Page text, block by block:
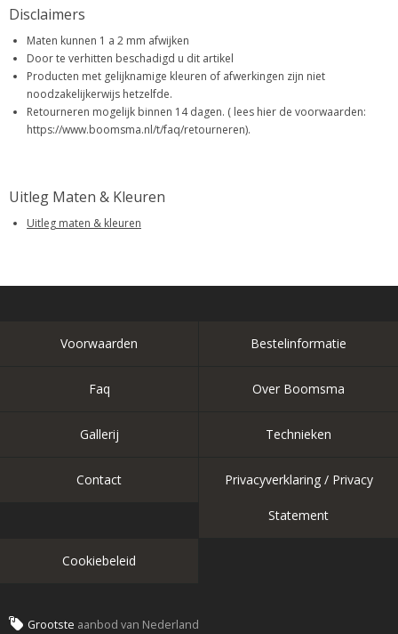
Disclaimers
Maten kunnen 1 a 2 mm afwijken
Door te verhitten beschadigd u dit artikel
Producten met gelijknamige kleuren of afwerkingen zijn niet
noodzakelijkerwijs hetzelfde.
Retourneren mogelijk binnen 14 dagen. ( lees hier de voorwaarden:
https://www.boomsma.nl/t/faq/retourneren).
Uitleg Maten & Kleuren
Uitleg maten & kleuren
Voorwaarden Bestelinformatie
Faq Over Boomsma
Gallerij Technieken
Contact Privacyverklaring / Privacy
Statement
Cookiebeleid
Grootste aanbod van Nederland